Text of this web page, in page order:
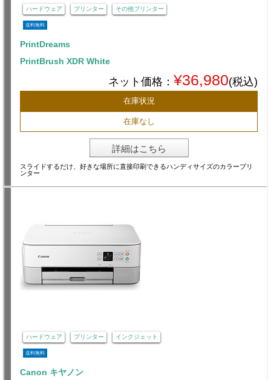
ハードウェア プリンター その他プリンター
送料無料
PrintDreams
PrintBrush XDR White
ネット価格： ¥36,980(税込)
在庫状況
在庫なし
詳細はこちら
スライドするだけ、好きな場所に直接印刷できるハンディサイズのカラープリ
ンター
ハードウェア プリンター インクジェット
送料無料
Canon キヤノン